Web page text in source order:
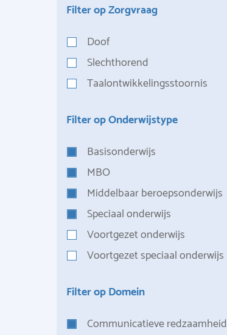
Filter op Zorgvraag
Doof
Slechthorend
Taalontwikkelingsstoornis
Filter op Onderwijstype
Basisonderwijs
MBO
Middelbaar beroepsonderwijs
Speciaal onderwijs
Voortgezet onderwijs
Voortgezet speciaal onderwijs
Filter op Domein
Communicatieve redzaamheid